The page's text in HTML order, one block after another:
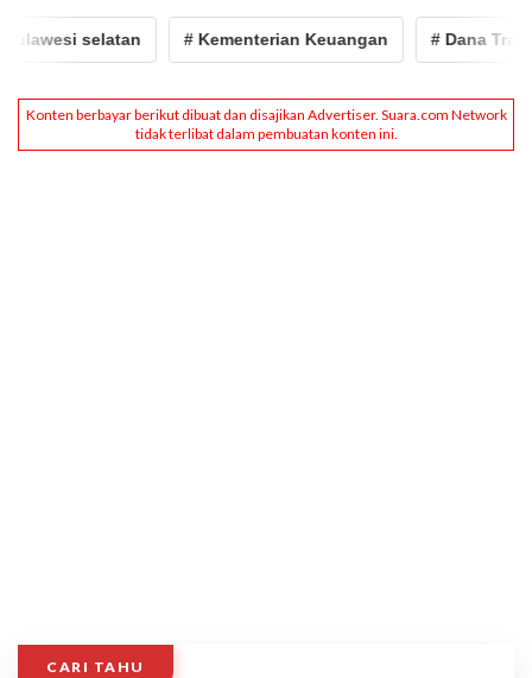
selatan # Kementerian Keuangan # Dana
CARI TAHU